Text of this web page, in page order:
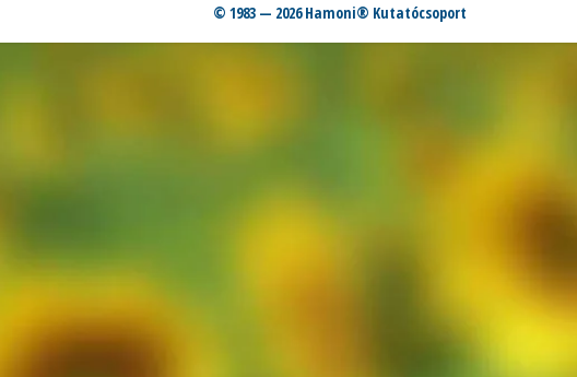
© 1983 — 2026Hamoni® Kutatócsoport